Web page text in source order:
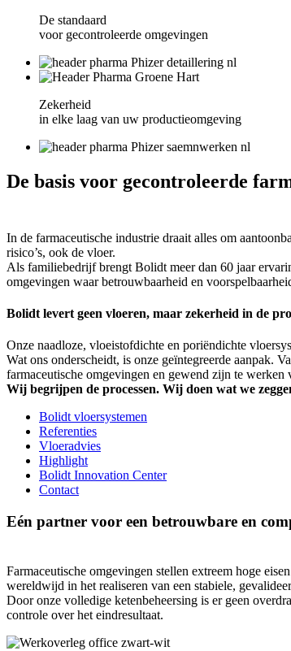
De standaard
voor gecontroleerde omgevingen
Zekerheid
in elke laag van uw productieomgeving
De basis voor gecontroleerde
In de farmaceutische industrie draait alles om
risico’s, ook de vloer.
Als familiebedrijf brengt Bolidt meer dan 60 jaar
omgevingen waar betrouwbaarheid en
Bolidt levert geen vloeren, maar zekerheid in de
Onze naadloze, vloeistofdichte en poriëndichte
Wat ons onderscheidt, is onze geïntegreerde aanpak.
farmaceutische omgevingen en gewend zijn te
Wij begrijpen de processen. Wij doen wat we
Bolidt vloersystemen
Referenties
Vloeradvies
Highlight
Bolidt Innovation Center
Contact
Eén partner voor een betrouwbare en
Farmaceutische omgevingen stellen extreem hoge
wereldwijd in het realiseren van een stabiele,
Door onze volledige ketenbeheersing is er geen
controle over het eindresultaat.